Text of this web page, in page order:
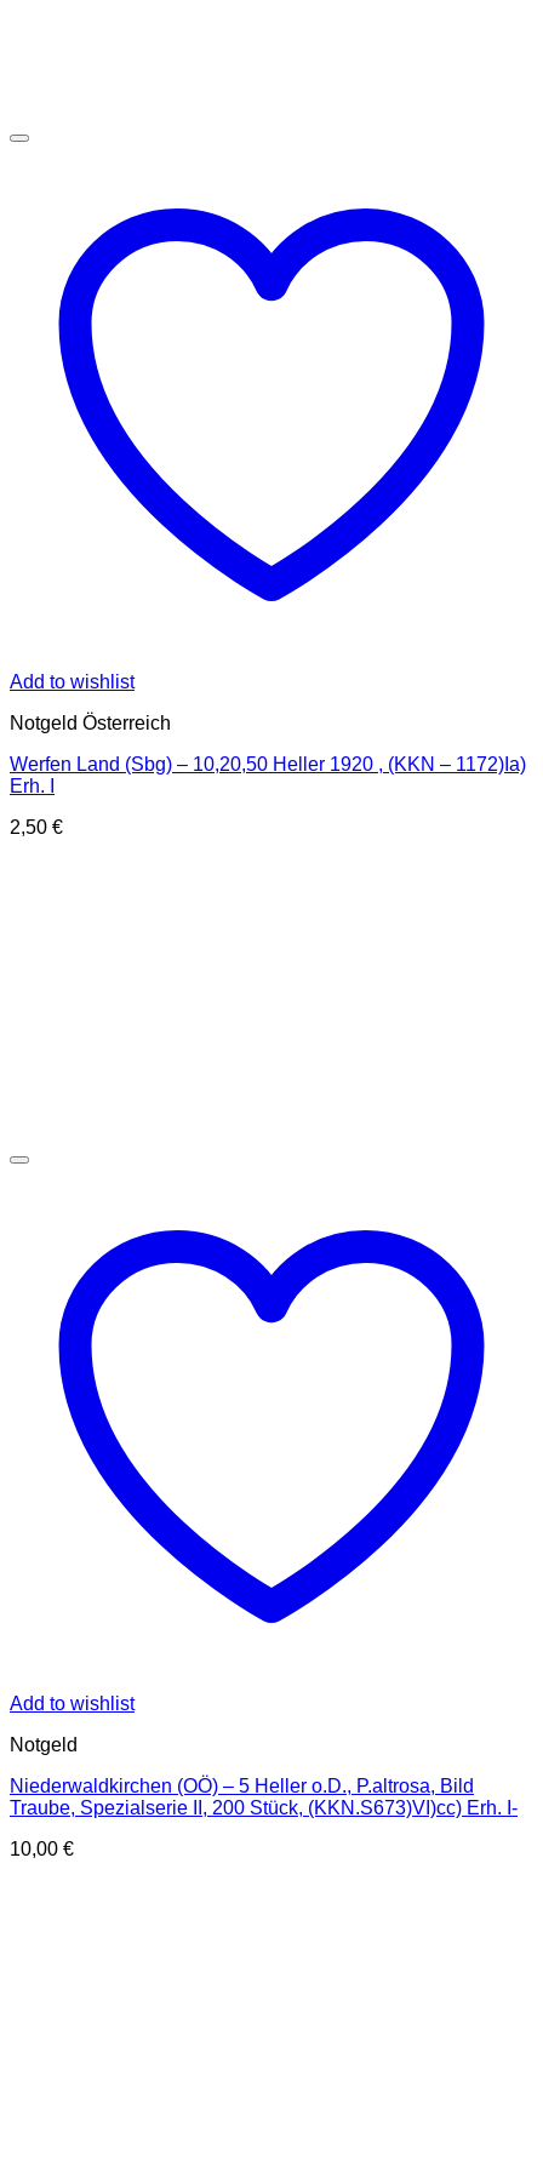
Add to wishlist
Notgeld Österreich
Werfen Land (Sbg) – 10,20,50 Heller 1920 , (KKN – 1172)Ia)
Erh. I
2,50 €
Add to wishlist
Notgeld
Niederwaldkirchen (OÖ) – 5 Heller o.D., P.altrosa, Bild
Traube, Spezialserie II, 200 Stück, (KKN.S673)VI)cc) Erh. I-
10,00 €